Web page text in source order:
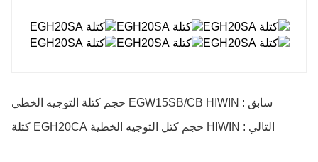
سابق : EGW15SB/CB HIWIN حجم كتلة التوجيه الخطي
التالي : HIWIN حجم كتل التوجيه الخطية EGH20CA كتلة